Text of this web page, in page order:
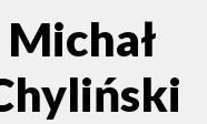
Michał